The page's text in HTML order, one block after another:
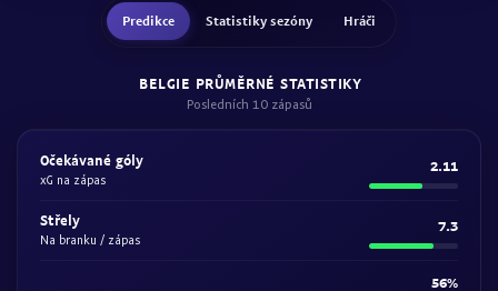
Predikce Statistiky sezóny Hráči
BELGIE PRŮMĚRNÉ STATISTIKY
Posledních 10 zápasů
Očekávané góly
xG na zápas
2.11
Střely
Na branku / zápas
7.3
56%